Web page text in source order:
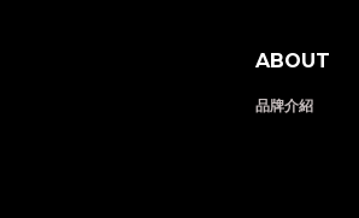
ABOUT
品牌介紹